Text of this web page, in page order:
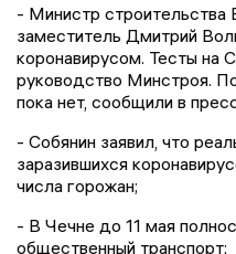
- Министр строительства
заместитель Дмитрий
коронавирусом. Тесты на
руководство Минстроя.
пока нет, сообщили в
- Собянин заявил, что
заразившихся
числа горожан;
- В Чечне до 11 мая
общественный транспорт;